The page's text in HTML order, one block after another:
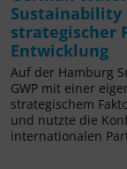
Sustainability
strategischer
Entwicklung
Auf der Hamburg
GWP mit einer
strategischem
und nutzte die
internationalen